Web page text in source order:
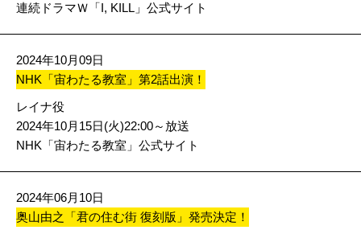
連続ドラマＷ「I, KILL」公式サイト
2024年10月09日
NHK「宙わたる教室」第2話出演！
レイナ役
2024年10月15日(火)22:00～放送
NHK「宙わたる教室」公式サイト
2024年06月10日
奥山由之「君の住む街 復刻版」発売決定！